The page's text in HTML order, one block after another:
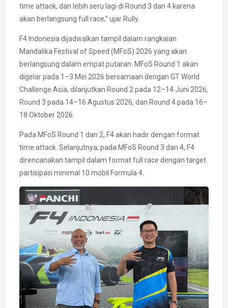
time attack, dan lebih seru lagi di Round 3 dan 4 karena
akan berlangsung full race,” ujar Rully.
F4 Indonesia dijadwalkan tampil dalam rangkaian
Mandalika Festival of Speed (MFoS) 2026 yang akan
berlangsung dalam empat putaran. MFoS Round 1 akan
digelar pada 1–3 Mei 2026 bersamaan dengan GT World
Challenge Asia, dilanjutkan Round 2 pada 12–14 Juni 2026,
Round 3 pada 14–16 Agustus 2026, dan Round 4 pada 16–
18 Oktober 2026.
Pada MFoS Round 1 dan 2, F4 akan hadir dengan format
time attack. Selanjutnya, pada MFoS Round 3 dan 4, F4
direncanakan tampil dalam format full race dengan target
partisipasi minimal 10 mobil Formula 4.